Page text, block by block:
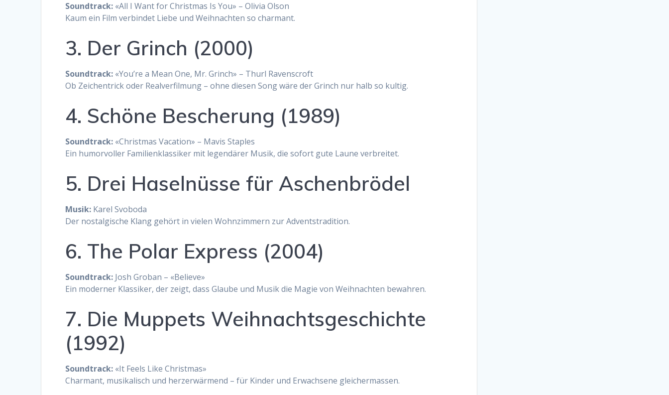
Soundtrack: «All I Want for Christmas Is You» – Olivia Olson
Kaum ein Film verbindet Liebe und Weihnachten so charmant.
3. Der Grinch (2000)
Soundtrack: «You’re a Mean One, Mr. Grinch» – Thurl Ravenscroft
Ob Zeichentrick oder Realverfilmung – ohne diesen Song wäre der Grinch nur halb so kultig.
4. Schöne Bescherung (1989)
Soundtrack: «Christmas Vacation» – Mavis Staples
Ein humorvoller Familienklassiker mit legendärer Musik, die sofort gute Laune verbreitet.
5. Drei Haselnüsse für Aschenbrödel
Musik: Karel Svoboda
Der nostalgische Klang gehört in vielen Wohnzimmern zur Adventstradition.
6. The Polar Express (2004)
Soundtrack: Josh Groban – «Believe»
Ein moderner Klassiker, der zeigt, dass Glaube und Musik die Magie von Weihnachten bewahren.
7. Die Muppets Weihnachtsgeschichte
(1992)
Soundtrack: «It Feels Like Christmas»
Charmant, musikalisch und herzerwärmend – für Kinder und Erwachsene gleichermassen.